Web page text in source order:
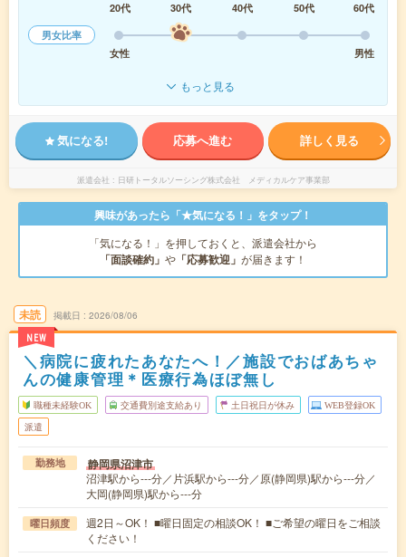
20代
30代 40代 50代
60代
男女比率
女性
男性
もっと見る
気になる! 応募へ進む 詳しく見る
派遣会社 日研トータルソーシング株式会社 メディカルケア事業部
興味があったら「★気になる！」をタップ！
「気になる！」を押しておくと、派遣会社から
「面談確約」 や 「応募歓迎」 が届きます！
未読
NEW
掲載日 2026/08/06
＼病院に疲れたあなたへ！／施設でおばあちゃ
んの健康管理＊医療行為ほぼ無し
職種未経験OK 交通費別途支給あり 土日祝日が休み WEB登録OK
派遣
勤務地 静岡県沼津市
沼津駅から---分／片浜駅から---分／原(静岡県)駅から---分／
大岡(静岡県)駅から---分
曜日頻度
週2日～OK！ ■曜日固定の相談OK！ ■ご希望の曜日をご相談
ください！